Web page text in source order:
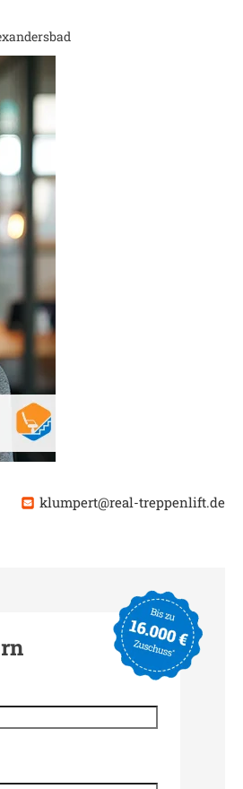
klumpert@real-treppenlift.de